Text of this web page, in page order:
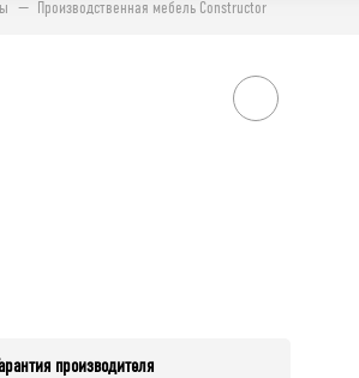
Производственная мебель Constructor
производителя